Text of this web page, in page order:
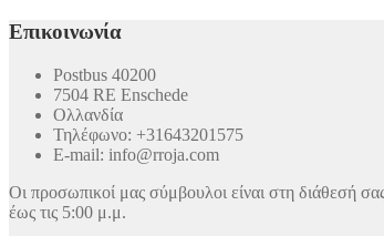
Επικοινωνία
Postbus 40200
7504 RE Enschede
Ολλανδία
Τηλέφωνο: +31643201575
E-mail: info@rroja.com
Οι προσωπικοί μας σύμβουλοι είναι στη διάθεσή
έως τις 5:00 μ.μ.